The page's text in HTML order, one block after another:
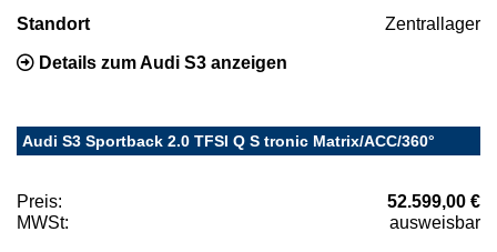
Standort Zentrallager
Details zum Audi S3 anzeigen
Audi S3 Sportback 2.0 TFSI Q S tronic Matrix/ACC/360°
Preis:
52.599,00 €
MWSt:
ausweisbar